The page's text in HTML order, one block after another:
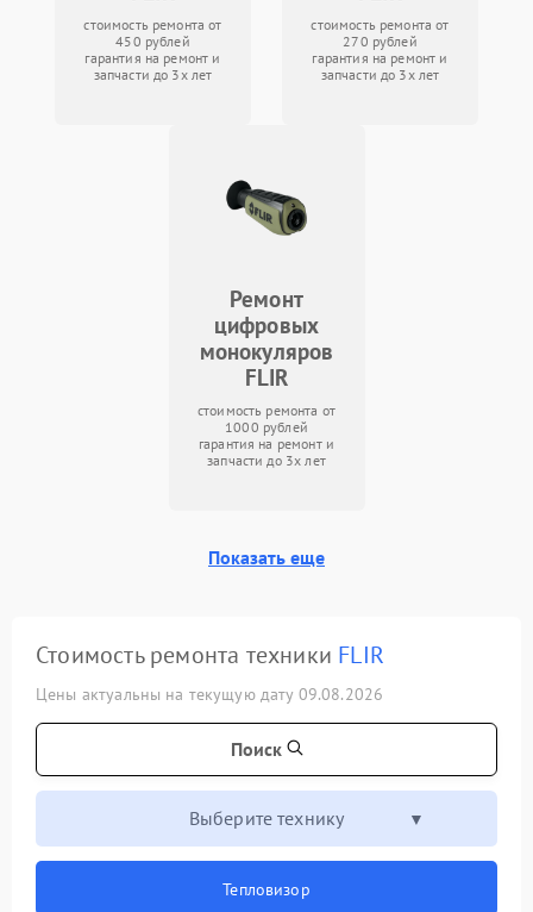
стоимость ремонта от
450 рублей
гарантия на ремонт и
запчасти до 3х лет
стоимость ремонта от
270 рублей
гарантия на ремонт и
запчасти до 3х лет
Ремонт
цифровых
монокуляров
FLIR
стоимость ремонта от
1000 рублей
гарантия на ремонт и
запчасти до 3х лет
Показать еще
Стоимость ремонта техники FLIR
Цены актуальны на текущую дату 09.08.2026
Поиск
Выберите технику
Тепловизор